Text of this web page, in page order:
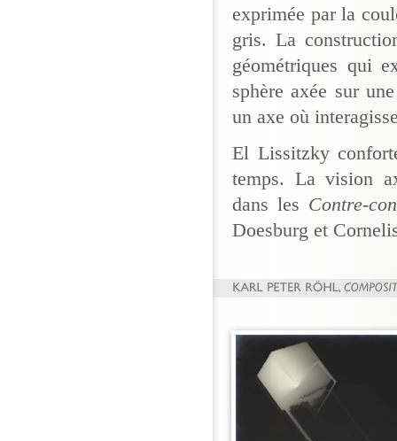
exprimée par la
gris. La
géométriques qui
sphère axée sur
un axe où
El Lissitzky
temps. La vision
dans les Contre-
Doesburg et